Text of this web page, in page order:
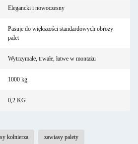
Elegancki i nowoczesny
Pasuje do większości standardowych obroży
palet
Wytrzymałe, trwałe, łatwe w montażu
1000 kg
0,2 KG
kołnierza zawiasy palety